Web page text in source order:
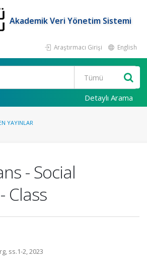
Akademik Veri Yönetim Sistemi
Araştırmacı Girişi English
Detaylı Arama
YAYINLAR
- Social
Class
ss.1-2, 2023